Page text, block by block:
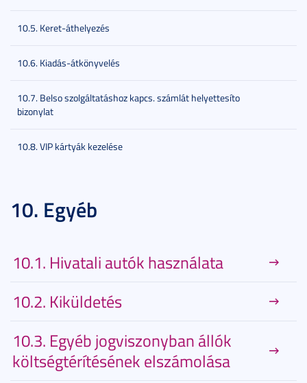
10.5. Keret-áthelyezés
10.6. Kiadás-átkönyvelés
10.7. Belso szolgáltatáshoz kapcs. számlát helyettesíto
bizonylat
10.8. VIP kártyák kezelése
10. Egyéb
10.1. Hivatali autók használata
10.2. Kiküldetés
10.3. Egyéb jogviszonyban állók
költségtérítésének elszámolása